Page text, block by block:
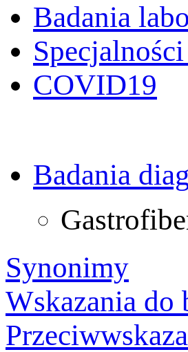
Badania
COVID19
Badania
Synonimy
Wskazania do